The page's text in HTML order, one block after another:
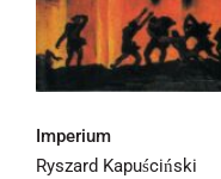
Imperium
Ryszard Kapuściński